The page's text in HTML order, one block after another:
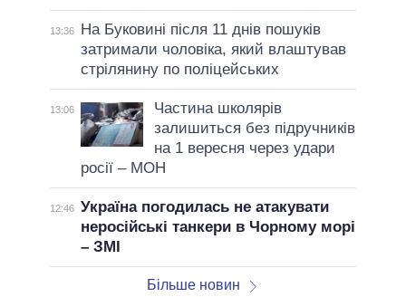
13:36
На Буковині після 11 днів пошуків
затримали чоловіка, який влаштував
стрілянину по поліцейських
13:06
Частина школярів
залишиться без підручників
на 1 вересня через удари
росії – МОН
12:46 Україна погодилась не атакувати
неросійські танкери в Чорному морі
– ЗМІ
Більше новин